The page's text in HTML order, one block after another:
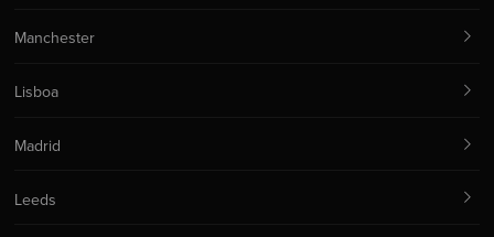
Manchester
Lisboa
Madrid
Leeds